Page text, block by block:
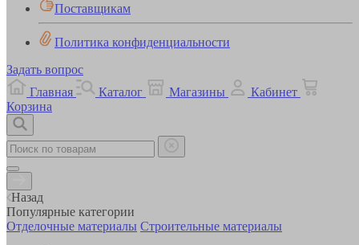
Поставщикам
Политика конфиденциальности
Задать вопрос
Главная
Каталог Магазины
Кабинет
Корзина
Назад
Популярные категории
Отделочные материалы Строительные материалы